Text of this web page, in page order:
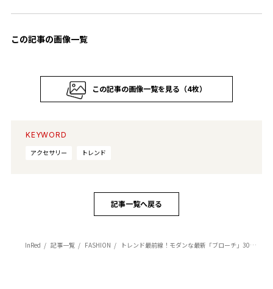
この記事の画像一覧
この記事の画像一覧を見る（4枚）
KEYWORD
アクセサリー
トレンド
記事一覧へ戻る
InRed 記事一覧 FASHION トレンド最前線！モダンな最新「ブローチ」30代におすすめのつけ方は？